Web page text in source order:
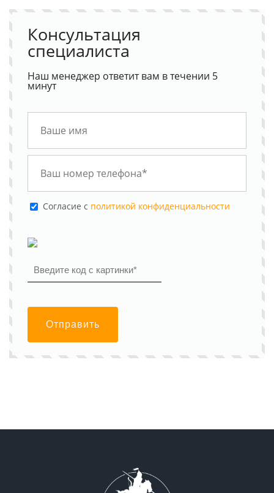
Консультация
специалиста
Наш менеджер ответит вам в течении 5
минут
Cогласие с политикой конфиденциальности
Отправить